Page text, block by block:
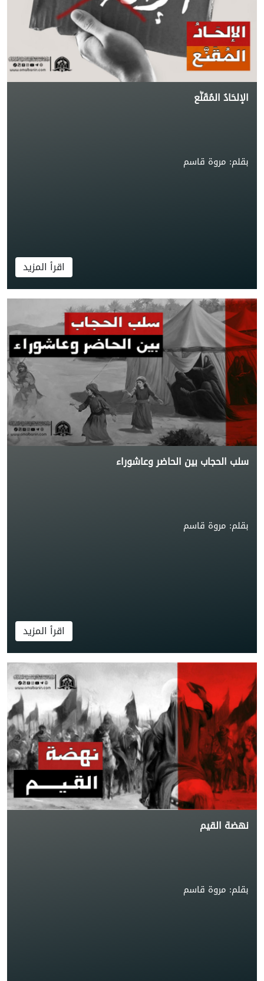
الإصلاح، وربطت بين تزكية النفس، وإقامة العدل، وصيانة
الحقوق، وإشاعة روح الرحمة والتكافل بين أفراد المجتمع،
وتؤكد القراءة المعاصرة للصحيفة السجادية أن مضامينها لا
تزال تحتفظ بحيويتها وقدرتها على الإسهام في معالجة كثير
من أزمات الواقع، سواء على مستوى الفرد أم الأسرة أم
المجتمع، لأنها تؤسس لإصلاح ينطلق من الداخل، ويستند إلى
الوعي والإيمان، وينعكس سلوكًا حضاريًا في مختلف مجالات
الإلحَادُ المُقَنَّع
بقلم: مروة قاسم
اقرأ المزيد
سلب الحجاب بين الحاضر وعاشوراء
بقلم: مروة قاسم
اقرأ المزيد
نهضة القيم
بقلم: مروة قاسم